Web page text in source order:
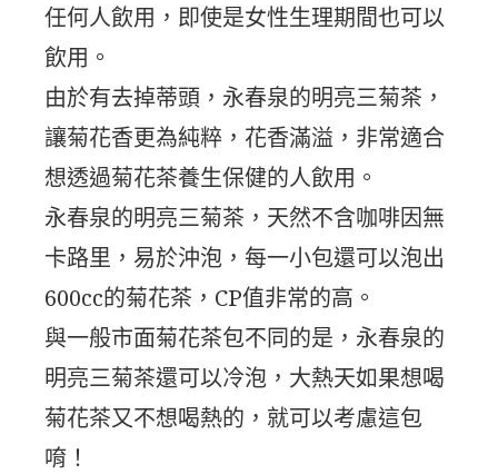
任何人飲用，即使是女性生理期間也可以
飲用。
由於有去掉蒂頭，永春泉的明亮三菊茶，
讓菊花香更為純粹，花香滿溢，非常適合
想透過菊花茶養生保健的人飲用。
永春泉的明亮三菊茶，天然不含咖啡因無
卡路里，易於沖泡，每一小包還可以泡出
600cc的菊花茶，CP值非常的高。
與一般市面菊花茶包不同的是，永春泉的
明亮三菊茶還可以冷泡，大熱天如果想喝
菊花茶又不想喝熱的，就可以考慮這包
唷！